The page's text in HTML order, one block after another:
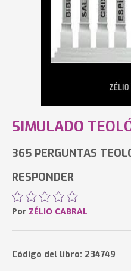
SIMULADO
365 PERGUNTAS
RESPONDER
Por ZÉLIO CABRAL
Código del libro: 234749